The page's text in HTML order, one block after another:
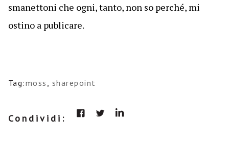
smanettoni che ogni, tanto, non so perché, mi
ostino a publicare.
Tag:moss , sharepoint
Condividi: